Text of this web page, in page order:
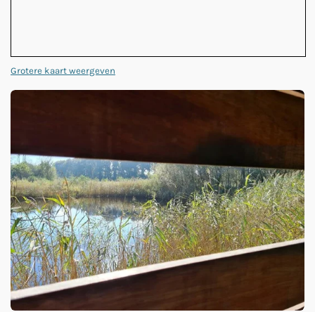
Grotere kaart weergeven